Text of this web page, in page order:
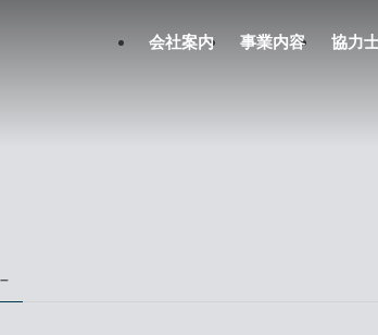
会社案内 事業内容 協力